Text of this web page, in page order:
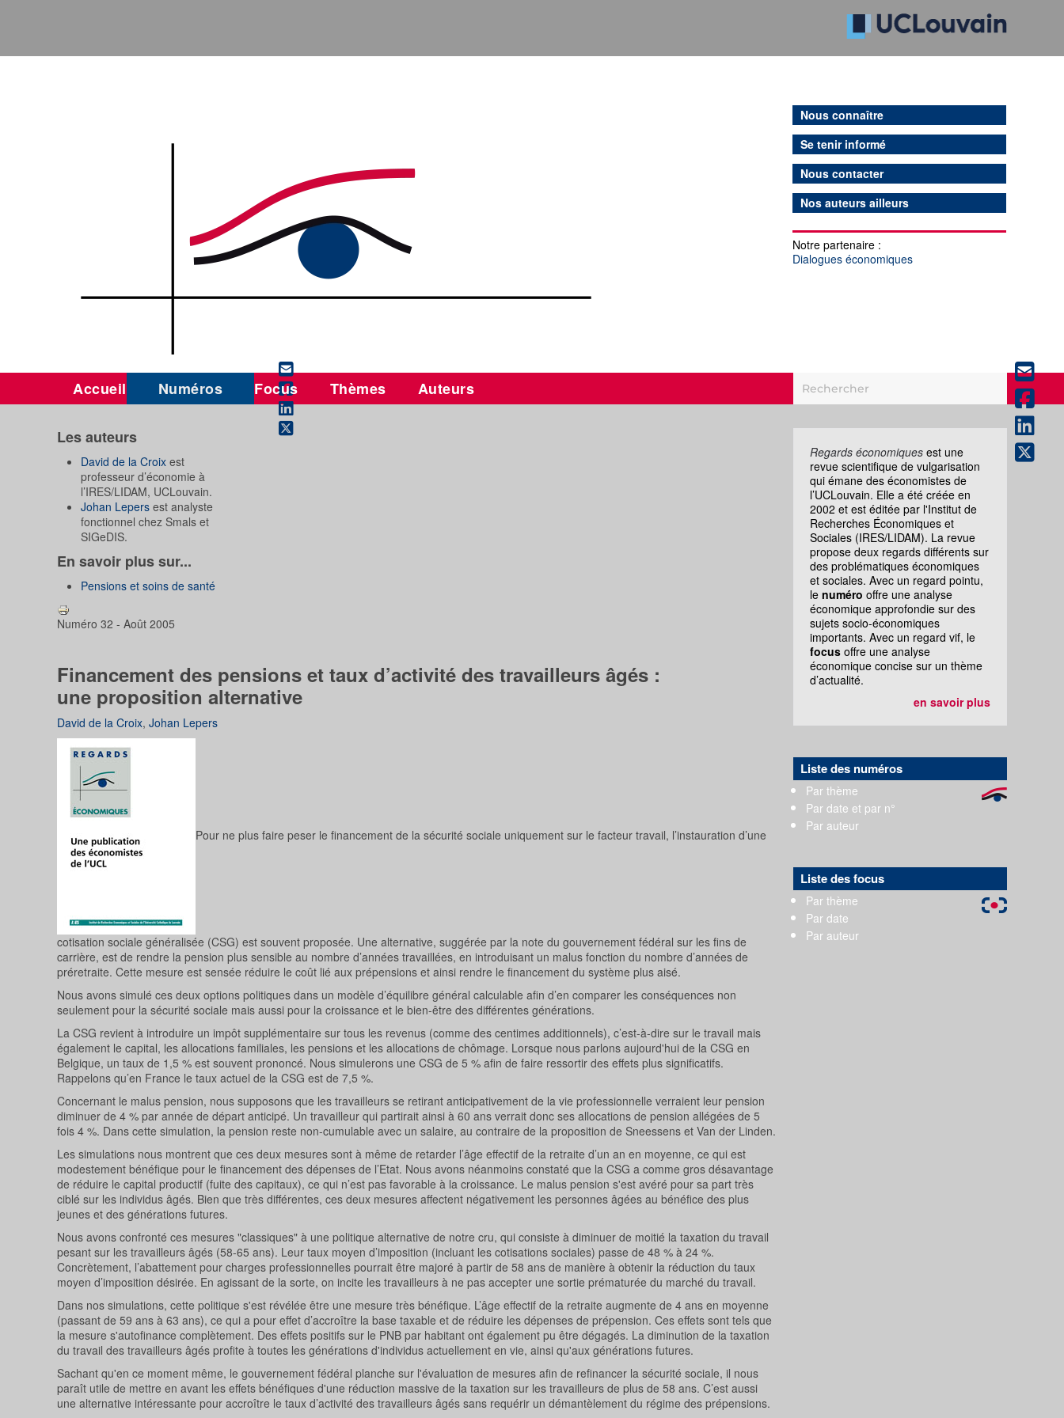
Nous connaître
Se tenir informé
Nous contacter
Nos auteurs ailleurs
Notre partenaire :
Dialogues économiques
Accueil Numéros Focus Thèmes Auteurs
Les auteurs
David de la Croix est
professeur d’économie à
l’IRES/LIDAM, UCLouvain.
Johan Lepers est analyste
fonctionnel chez Smals et
SIGeDIS.
En savoir plus sur...
Pensions et soins de santé
Numéro 32 - Août 2005
Financement des pensions et taux d’activité des travailleurs âgés :
une proposition alternative
David de la Croix, Johan Lepers
Pour ne plus faire peser le financement de la sécurité sociale uniquement sur le facteur travail, l’instauration d’une
cotisation sociale généralisée (CSG) est souvent proposée. Une alternative, suggérée par la note du gouvernement fédéral sur les fins de
carrière, est de rendre la pension plus sensible au nombre d’années travaillées, en introduisant un malus fonction du nombre d’années de
préretraite. Cette mesure est sensée réduire le coût lié aux prépensions et ainsi rendre le financement du système plus aisé.
Nous avons simulé ces deux options politiques dans un modèle d’équilibre général calculable afin d’en comparer les conséquences non
seulement pour la sécurité sociale mais aussi pour la croissance et le bien-être des différentes générations.
La CSG revient à introduire un impôt supplémentaire sur tous les revenus (comme des centimes additionnels), c’est-à-dire sur le travail mais
également le capital, les allocations familiales, les pensions et les allocations de chômage. Lorsque nous parlons aujourd'hui de la CSG en
Belgique, un taux de 1,5 % est souvent prononcé. Nous simulerons une CSG de 5 % afin de faire ressortir des effets plus significatifs.
Rappelons qu’en France le taux actuel de la CSG est de 7,5 %.
Concernant le malus pension, nous supposons que les travailleurs se retirant anticipativement de la vie professionnelle verraient leur pension
diminuer de 4 % par année de départ anticipé. Un travailleur qui partirait ainsi à 60 ans verrait donc ses allocations de pension allégées de 5
fois 4 %. Dans cette simulation, la pension reste non-cumulable avec un salaire, au contraire de la proposition de Sneessens et Van der Linden.
Les simulations nous montrent que ces deux mesures sont à même de retarder l’âge effectif de la retraite d’un an en moyenne, ce qui est
modestement bénéfique pour le financement des dépenses de l’Etat. Nous avons néanmoins constaté que la CSG a comme gros désavantage
de réduire le capital productif (fuite des capitaux), ce qui n’est pas favorable à la croissance. Le malus pension s'est avéré pour sa part très
ciblé sur les individus âgés. Bien que très différentes, ces deux mesures affectent négativement les personnes âgées au bénéfice des plus
jeunes et des générations futures.
Nous avons confronté ces mesures "classiques" à une politique alternative de notre cru, qui consiste à diminuer de moitié la taxation du travail
pesant sur les travailleurs âgés (58-65 ans). Leur taux moyen d’imposition (incluant les cotisations sociales) passe de 48 % à 24 %.
Concrètement, l’abattement pour charges professionnelles pourrait être majoré à partir de 58 ans de manière à obtenir la réduction du taux
moyen d’imposition désirée. En agissant de la sorte, on incite les travailleurs à ne pas accepter une sortie prématurée du marché du travail.
Dans nos simulations, cette politique s'est révélée être une mesure très bénéfique. L’âge effectif de la retraite augmente de 4 ans en moyenne
(passant de 59 ans à 63 ans), ce qui a pour effet d’accroître la base taxable et de réduire les dépenses de prépension. Ces effets sont tels que
la mesure s'autofinance complètement. Des effets positifs sur le PNB par habitant ont également pu être dégagés. La diminution de la taxation
du travail des travailleurs âgés profite à toutes les générations d'individus actuellement en vie, ainsi qu'aux générations futures.
Sachant qu'en ce moment même, le gouvernement fédéral planche sur l'évaluation de mesures afin de refinancer la sécurité sociale, il nous
paraît utile de mettre en avant les effets bénéfiques d'une réduction massive de la taxation sur les travailleurs de plus de 58 ans. C’est aussi
une alternative intéressante pour accroître le taux d’activité des travailleurs âgés sans requérir un démantèlement du régime des prépensions.
Regards économiques est une
revue scientifique de vulgarisation
qui émane des économistes de
l’UCLouvain. Elle a été créée en
2002 et est éditée par l'Institut de
Recherches Économiques et
Sociales (IRES/LIDAM). La revue
propose deux regards différents sur
des problématiques économiques
et sociales. Avec un regard pointu,
le numéro offre une analyse
économique approfondie sur des
sujets socio-économiques
importants. Avec un regard vif, le
focus offre une analyse
économique concise sur un thème
d’actualité.
en savoir plus
Liste des numéros
Par thème
Par date et par n°
Par auteur
Liste des focus
Par thème
Par date
Par auteur